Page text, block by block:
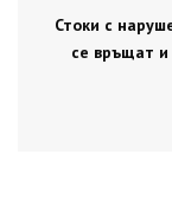
Стоки с
се връщат